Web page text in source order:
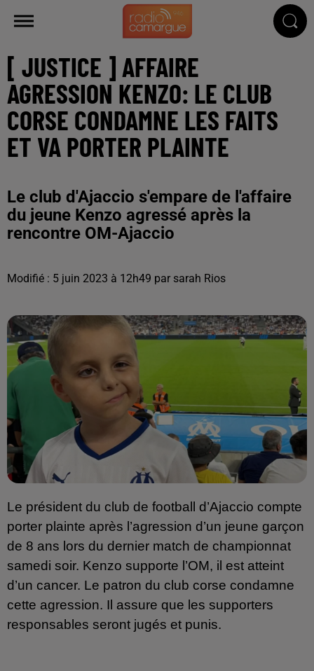
[ JUSTICE ] AFFAIRE
AGRESSION KENZO: LE CLUB
CORSE CONDAMNE LES FAITS
ET VA PORTER PLAINTE
Le club d'Ajaccio s'empare de l'affaire
du jeune Kenzo agressé après la
rencontre OM-Ajaccio
Modifié : 5 juin 2023 à 12h49 par sarah Rios
Le président du club de football d’Ajaccio compte
porter plainte après l’agression d’un jeune garçon
de 8 ans lors du dernier match de championnat
samedi soir. Kenzo supporte l’OM, il est atteint
d’un cancer. Le patron du club corse condamne
cette agression. Il assure que les supporters
responsables seront jugés et punis.